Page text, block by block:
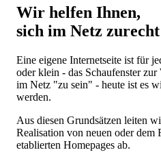
Wir helfen Ihnen,
sich im Netz
Eine eigene Internetseite ist für
oder klein - das Schaufenster
im Netz "zu sein" - heute ist es
werden.
Aus diesen Grundsätzen leiten
Realisation von neuen oder dem
etablierten Homepages ab.